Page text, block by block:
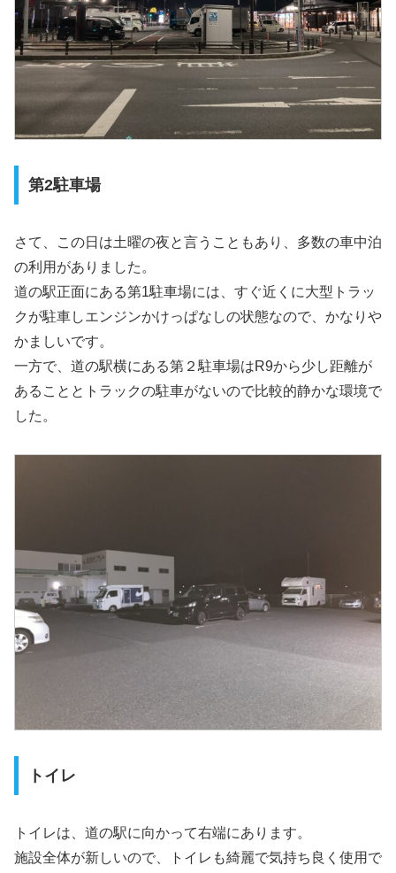
第2駐車場
さて、この日は土曜の夜と言うこともあり、多数の車中泊
の利用がありました。
道の駅正面にある第1駐車場には、すぐ近くに大型トラッ
クが駐車しエンジンかけっぱなしの状態なので、かなりや
かましいです。
一方で、道の駅横にある第２駐車場はR9から少し距離が
あることとトラックの駐車がないので比較的静かな環境で
した。
トイレ
トイレは、道の駅に向かって右端にあります。
施設全体が新しいので、トイレも綺麗で気持ち良く使用で